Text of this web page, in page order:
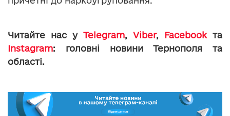
Читайте нас у Telegram, Viber, Facebookта
Instagram: головні новини Тернополя та
області.